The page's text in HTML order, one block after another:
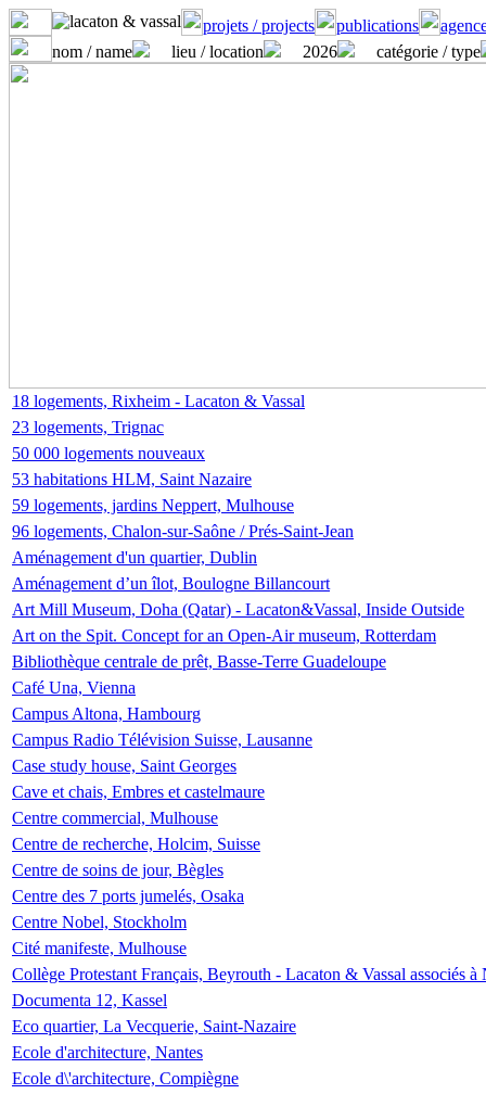
projets / projects publications
nom / name
lieu / location 2026 catégorie / type
18 logements, Rixheim - Lacaton & Vassal
23 logements, Trignac
50 000 logements nouveaux
53 habitations HLM, Saint Nazaire
59 logements, jardins Neppert, Mulhouse
96 logements, Chalon-sur-Saône / Prés-Saint-Jean
Aménagement d'un quartier, Dublin
Aménagement d’un îlot, Boulogne Billancourt
Art Mill Museum, Doha (Qatar) - Lacaton&Vassal, Inside Outside
Art on the Spit. Concept for an Open-Air museum, Rotterdam
Bibliothèque centrale de prêt, Basse-Terre Guadeloupe
Café Una, Vienna
Campus Altona, Hambourg
Campus Radio Télévision Suisse, Lausanne
Case study house, Saint Georges
Cave et chais, Embres et castelmaure
Centre commercial, Mulhouse
Centre de recherche, Holcim, Suisse
Centre de soins de jour, Bègles
Centre des 7 ports jumelés, Osaka
Centre Nobel, Stockholm
Cité manifeste, Mulhouse
Collège Protestant Français, Beyrouth - Lacaton & Vassal associés
Documenta 12, Kassel
Eco quartier, La Vecquerie, Saint-Nazaire
Ecole d'architecture, Nantes
Ecole d\'architecture, Compiègne